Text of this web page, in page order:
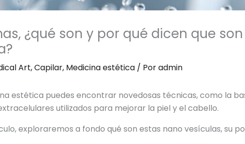
¿qué son y por qué dicen que
Art,Capilar, Medicina estética/ Poradmin
estética puedes encontrar novedosas técnicas, como la
utilizados para mejorar la piel y el cabello.
exploraremos a fondo qué son estas nano vesículas, su